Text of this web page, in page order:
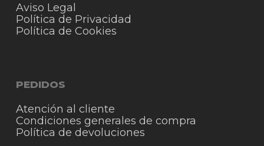
Aviso Legal
Política de Privacidad
Política de Cookies
PEDIDOS
Atención al cliente
Condiciones generales de compra
Política de devoluciones